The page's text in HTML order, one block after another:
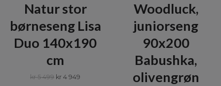
Natur stor
børneseng Lisa
Duo 140x190
cm
kr 5 499 kr 4 949
Woodluck,
juniorseng
90x200
Babushka,
olivengrøn